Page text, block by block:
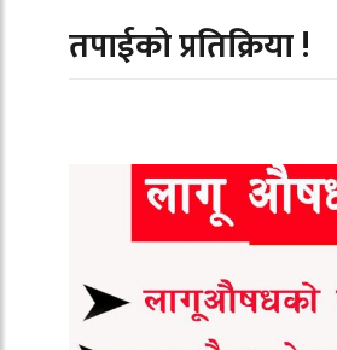
तपाईको प्रतिक्रिया !